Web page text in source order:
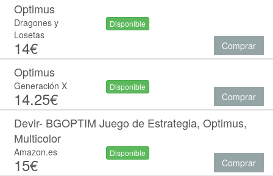
Optimus
Dragones y
Losetas
14€
Disponible
Comprar
Optimus
Generación X
14.25€
Disponible
Comprar
Devir- BGOPTIM Juego de Estrategia, Optimus,
Multicolor
Amazon.es
15€
Disponible
Comprar